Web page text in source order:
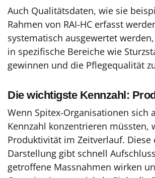
Auch Qualitätsdaten, wie sie
Rahmen von RAI-HC erfasst
systematisch ausgewertet
in spezifische Bereiche wie
gewinnen und die Pflegequalität
Die wichtigste Kennzahl:
Wenn Spitex-Organisationen sich
Kennzahl konzentrieren müssten,
Produktivität im Zeitverlauf. Diese
Darstellung gibt schnell
getroffene Massnahmen wirken